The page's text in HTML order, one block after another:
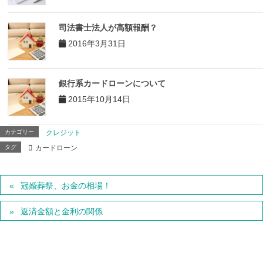
司法書士法人が高額報酬？
2016年3月31日
銀行系カードローンについて
2015年10月14日
カテゴリー クレジット
タグ カードローン
冠婚葬祭、お金の相場！
返済金額と金利の関係